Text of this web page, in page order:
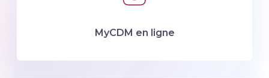
MyCDM en ligne